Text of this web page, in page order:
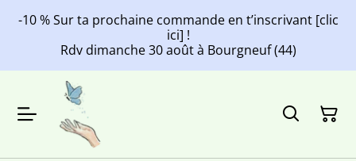
-10 % Sur ta prochaine commande en t’inscrivant [clic
ici] !
Rdv dimanche 30 août à Bourgneuf (44)